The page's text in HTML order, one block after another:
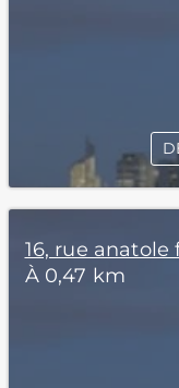
16, rue
À 0,47 km